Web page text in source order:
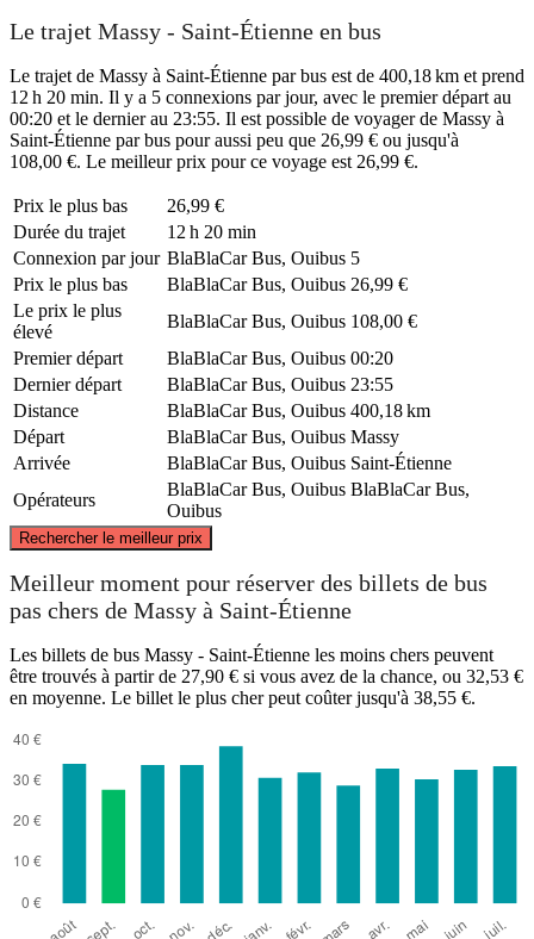
Le trajet Massy - Saint-Étienne en bus
Le trajet de Massy à Saint-Étienne par bus est de 400,18 km et prend
12 h 20 min. Il y a 5 connexions par jour, avec le premier départ au
00:20 et le dernier au 23:55. Il est possible de voyager de Massy à
Saint-Étienne par bus pour aussi peu que 26,99 € ou jusqu'à
108,00 €. Le meilleur prix pour ce voyage est 26,99 €.
Prix ​​le plus bas
26,99 €
Durée du trajet
12 h 20 min
Connexion par jour BlaBlaCar Bus, Ouibus 5
Prix ​​le plus bas
BlaBlaCar Bus, Ouibus 26,99 €
Le prix le plus
élevé
BlaBlaCar Bus, Ouibus 108,00 €
Premier départ
BlaBlaCar Bus, Ouibus 00:20
Dernier départ
BlaBlaCar Bus, Ouibus 23:55
Distance
BlaBlaCar Bus, Ouibus 400,18 km
Départ
BlaBlaCar Bus, Ouibus Massy
Arrivée
BlaBlaCar Bus, Ouibus Saint-Étienne
Opérateurs
BlaBlaCar Bus, Ouibus BlaBlaCar Bus,
Ouibus
Rechercher le meilleur prix
Meilleur moment pour réserver des billets de bus
pas chers de Massy à Saint-Étienne
Les billets de bus Massy - Saint-Étienne les moins chers peuvent
être trouvés à partir de 27,90 € si vous avez de la chance, ou 32,53 €
en moyenne. Le billet le plus cher peut coûter jusqu'à 38,55 €.